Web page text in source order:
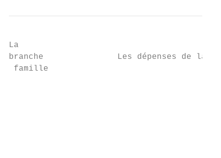
La
branche               Les dépenses de la
famille